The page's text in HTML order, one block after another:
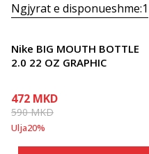
Ngjyrat e disponueshme:1
Nike BIG MOUTH BOTTLE
2.0 22 OZ GRAPHIC
472 MKD
590MKD
Ulja20%